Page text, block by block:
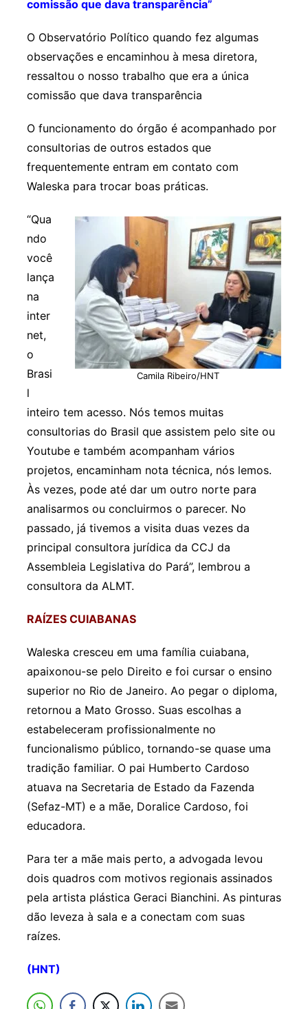
comissão que dava transparência”
O Observatório Político quando fez algumas
observações e encaminhou à mesa diretora,
ressaltou o nosso trabalho que era a única
comissão que dava transparência
O funcionamento do órgão é acompanhado por
consultorias de outros estados que
frequentemente entram em contato com
Waleska para trocar boas práticas.
Camila Ribeiro/HNT
“Qua
ndo
você
lança
na
inter
net,
o
Brasi
l
inteiro tem acesso. Nós temos muitas
consultorias do Brasil que assistem pelo site ou
Youtube e também acompanham vários
projetos, encaminham nota técnica, nós lemos.
Às vezes, pode até dar um outro norte para
analisarmos ou concluirmos o parecer. No
passado, já tivemos a visita duas vezes da
principal consultora jurídica da CCJ da
Assembleia Legislativa do Pará”, lembrou a
consultora da ALMT.
RAÍZES CUIABANAS
Waleska cresceu em uma família cuiabana,
apaixonou-se pelo Direito e foi cursar o ensino
superior no Rio de Janeiro. Ao pegar o diploma,
retornou a Mato Grosso. Suas escolhas a
estabeleceram profissionalmente no
funcionalismo público, tornando-se quase uma
tradição familiar. O pai Humberto Cardoso
atuava na Secretaria de Estado da Fazenda
(Sefaz-MT) e a mãe, Doralice Cardoso, foi
educadora.
Para ter a mãe mais perto, a advogada levou
dois quadros com motivos regionais assinados
pela artista plástica Geraci Bianchini. As pinturas
dão leveza à sala e a conectam com suas
raízes.
(HNT)